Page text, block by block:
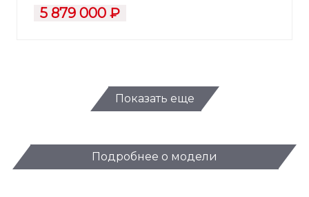
5 879 000 ₽
Показать еще
Подробнее о модели